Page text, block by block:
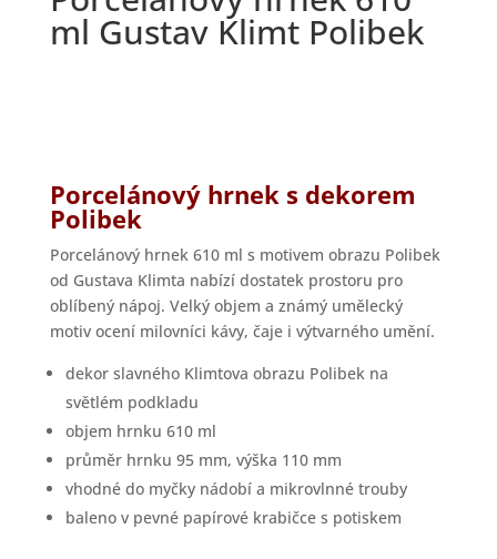
ml Gustav Klimt Polibek
Porcelánový hrnek s dekorem
Polibek
Porcelánový hrnek 610 ml s motivem obrazu Polibek
od Gustava Klimta nabízí dostatek prostoru pro
oblíbený nápoj. Velký objem a známý umělecký
motiv ocení milovníci kávy, čaje i výtvarného umění.
dekor slavného Klimtova obrazu Polibek na
světlém podkladu
objem hrnku 610 ml
průměr hrnku 95 mm, výška 110 mm
vhodné do myčky nádobí a mikrovlnné trouby
baleno v pevné papírové krabičce s potiskem